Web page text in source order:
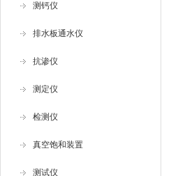
测钙仪
排水板通水仪
抗渗仪
测定仪
检测仪
真空饱和装置
测试仪